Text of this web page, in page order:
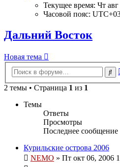
Текущее время: Чт
Часовой пояс:
Дальний Восток
Новая тема
2 темы • Страница 1 из 1
Темы
Ответы
Просмотры
Последнее сообщение
Курильские острова 2006
NEMO » Пт окт 06, 2006